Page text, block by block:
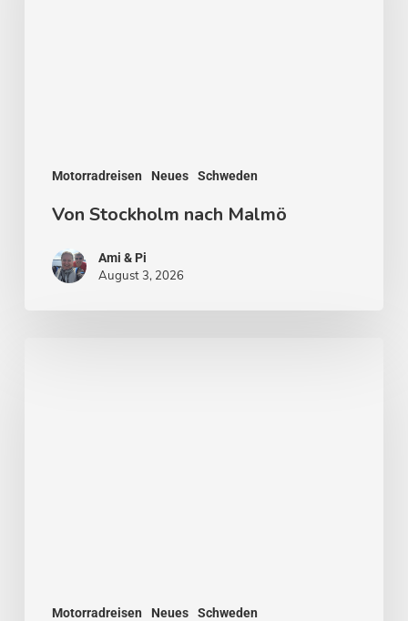
Motorradreisen Neues Schweden
Von Stockholm nach Malmö
Ami & Pi
August 3, 2026
Motorradreisen Neues Schweden